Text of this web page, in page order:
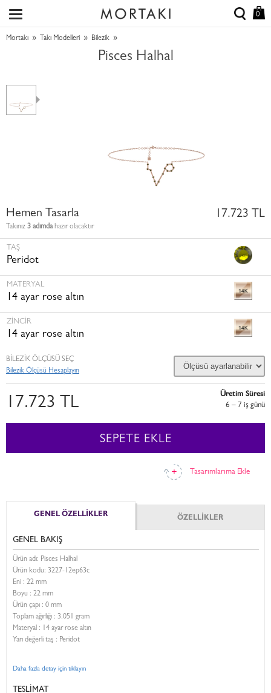
0
Mortakı » Takı Modelleri » Bilezik »
Pisces Halhal
Hemen Tasarla
Takınız 3 adımdahazır olacaktır
17.723 TL
TAŞ
Peridot
MATERYAL
14 ayar rose altın
ZINCIR
14 ayar rose altın
Tasarımlarıma Ekle
BİLEZİK ÖLÇÜSÜ SEÇ
Bilezik Ölçüsü Hesaplayın
17.723 TL
Üretim Süresi
6 – 7 i̇ş günü
SEPETE EKLE
GENEL ÖZELLİKLER ÖZELLİKLER
GENEL BAKIŞ
Ürün adı: Pisces Halhal
Ürün kodu: 3227-12ep63c
Eni : 22 mm
Boyu : 22 mm
Ürün çapı : 0 mm
Toplam ağırlığı : 3.051 gram
Materyal : 14 ayar rose altın
Yarı değerli taş : Peridot
Daha fazla detay için tıklayın
TESLİMAT